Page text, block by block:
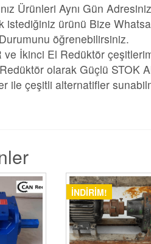
Ürünleri Aynı Gün
istediğiniz ürünü Bize
öğrenebilirsiniz.
ve İkinci El Redüktör
olarak Güçlü STOK
ile çeşitli alternatifler
İNDIRIM!